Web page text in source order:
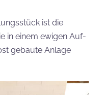
ist die
in einem ewigen Auf-
gebaute Anlage